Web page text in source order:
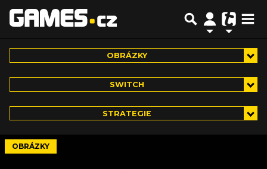
OBRÁZKY
SWITCH
STRATEGIE
OBRÁZKY